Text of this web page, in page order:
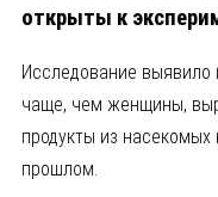
открыты к
Исследование
чаще, чем женщины,
продукты из
прошлом.